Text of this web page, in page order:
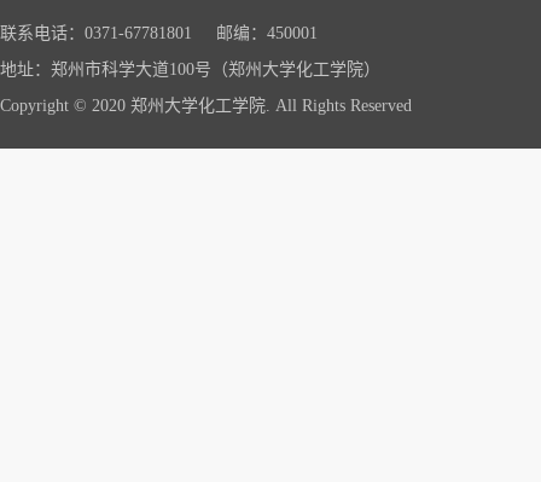
联系电话：0371-67781801 邮编：450001
地址：郑州市科学大道100号（郑州大学化工学院）
Copyright © 2020 郑州大学化工学院. All Rights Reserved